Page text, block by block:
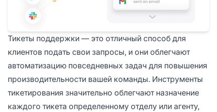
Тикеты поддержки — это отличный способ для
клиентов подать свои запросы, и они облегчают
автоматизацию повседневных задач для повышения
производительности вашей команды. Инструменты
тикетирования значительно облегчают назначение
каждого тикета определенному отделу или агенту,